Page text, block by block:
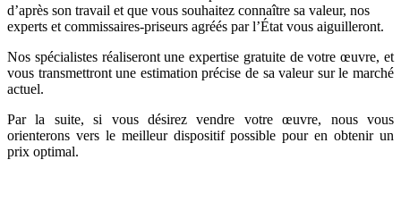
d’après son travail et que vous souhaitez connaître sa valeur, nos
experts et commissaires-priseurs agréés par l’État vous aiguilleront.
Nos spécialistes réaliseront une expertise gratuite de votre œuvre, et
vous transmettront une estimation précise de sa valeur sur le marché
actuel.
Par la suite, si vous désirez vendre votre œuvre, nous vous
orienterons vers le meilleur dispositif possible pour en obtenir un
prix optimal.